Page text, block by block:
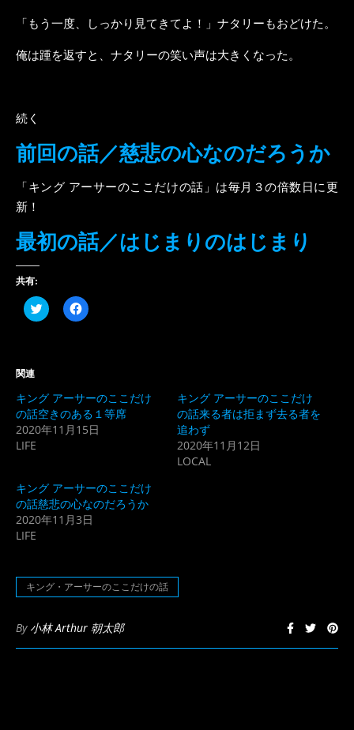
「もう一度、しっかり見てきてよ！」ナタリーもおどけた。
俺は踵を返すと、ナタリーの笑い声は大きくなった。
続く
前回の話／慈悲の心なのだろうか
「キング アーサーのここだけの話」は毎月３の倍数日に更
新！
最初の話／はじまりのはじまり
共有:
ク
リ
有
(新
し
い
ウ
で
開
き
ま
Facebook
で
リ
ッ
ク
し
(新
し
い
ウ
で
開
き
関連
キング アーサーのここだけ
の話空きのある１等席
2020年11月15日
LIFE
キング アーサーのここだけ
の話来る者は拒まず去る者を
追わず
2020年11月12日
LOCAL
キング アーサーのここだけ
の話慈悲の心なのだろうか
2020年11月3日
LIFE
キング・アーサーのここだけの話
By 小林 Arthur 朝太郎